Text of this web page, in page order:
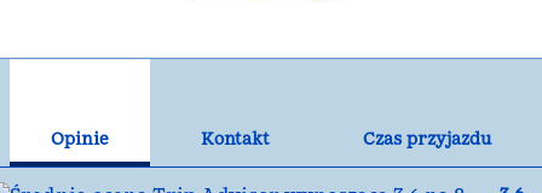
Opinie Kontakt
Czas przyjazdu